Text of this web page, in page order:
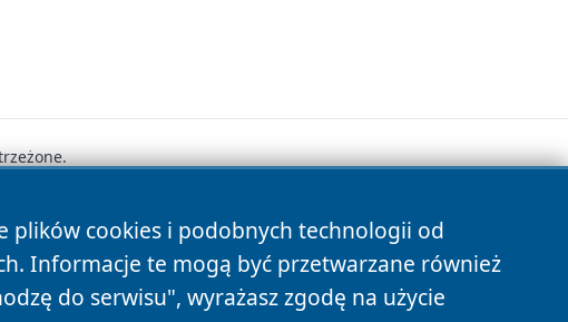
plików cookies i podobnych technologii od
Informacje te mogą być przetwarzane również
do serwisu", wyrażasz zgodę na użycie